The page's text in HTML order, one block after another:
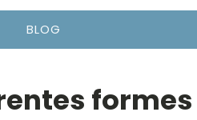
BLOG
formes